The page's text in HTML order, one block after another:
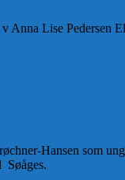
Anna Lise Pedersen
Hansen som
Søåges.